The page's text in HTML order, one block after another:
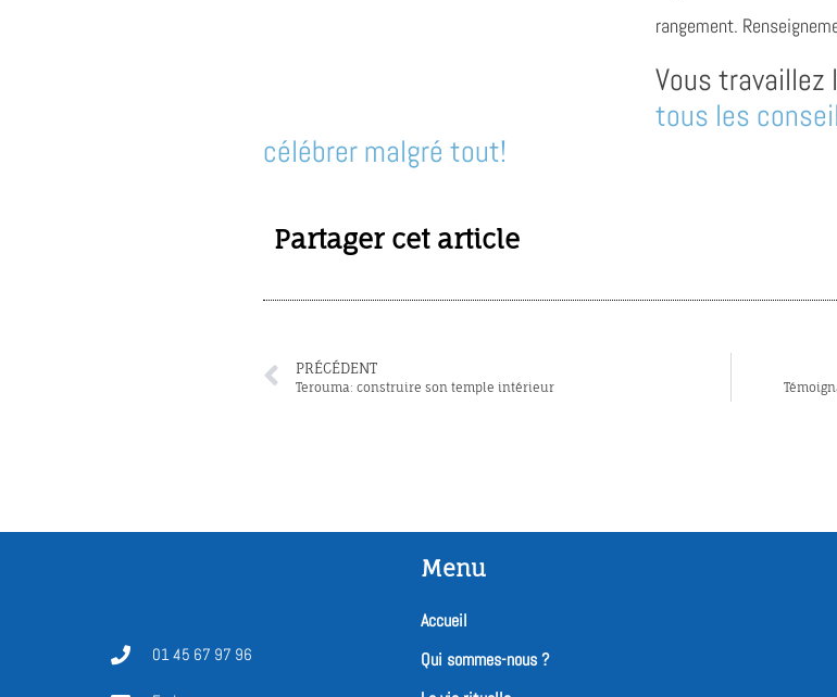
rangement.
Vous travaillez
tous les
célébrer malgré tout!
Partager cet article
PRÉCÉDENT
Terouma: construire son temple intérieur
01 45 67 97 96
Menu
Accueil
Qui sommes-nous ?